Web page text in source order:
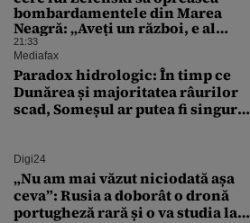
bombardamentele din Marea
Neagră: „Aveți un război, e al
vostru, dar lăsați restul să
circule”
21:33
Mediafax
Paradox hidrologic: În timp ce
Dunărea și majoritatea râurilor
scad, Someșul ar putea fi singurul
Digi24
„Nu am mai văzut niciodată așa
ceva”: Rusia a doborât o dronă
portugheză rară și o va studia la